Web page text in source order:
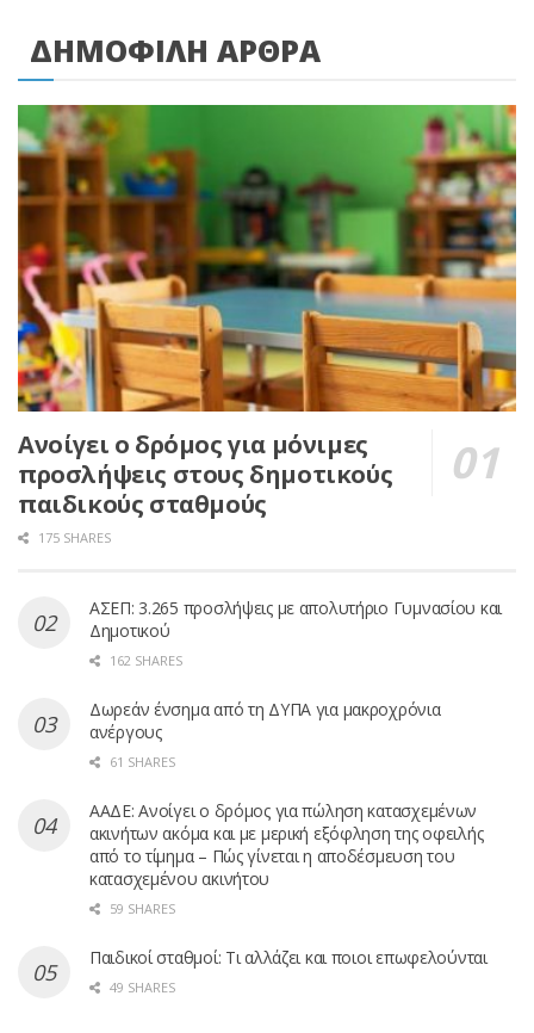
ΔΗΜΟΦΙΛΗ ΑΡΘΡΑ
Ανοίγει ο δρόμος για μόνιμες
προσλήψεις στους δημοτικούς
παιδικούς σταθμούς
175 SHARES
ΑΣΕΠ: 3.265 προσλήψεις με απολυτήριο Γυμνασίου και
Δημοτικού
162 SHARES
Δωρεάν ένσημα από τη ΔΥΠΑ για μακροχρόνια
ανέργους
61 SHARES
ΑΑΔΕ: Ανοίγει ο δρόμος για πώληση κατασχεμένων
ακινήτων ακόμα και με μερική εξόφληση της οφειλής
από το τίμημα – Πώς γίνεται η αποδέσμευση του
κατασχεμένου ακινήτου
59 SHARES
Παιδικοί σταθμοί: Τι αλλάζει και ποιοι επωφελούνται
49 SHARES